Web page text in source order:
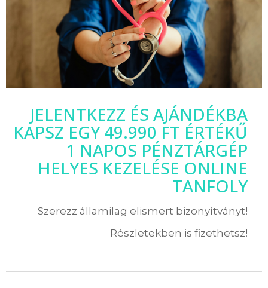
JELENTKEZZ ÉS AJÁNDÉKBA
KAPSZ EGY 49.990 FT ÉRTÉKŰ
1 NAPOS PÉNZTÁRGÉP
HELYES KEZELÉSE ONLINE
TANFOLY
Szerezz államilag elismert bizonyítványt!
Részletekben is fizethetsz!